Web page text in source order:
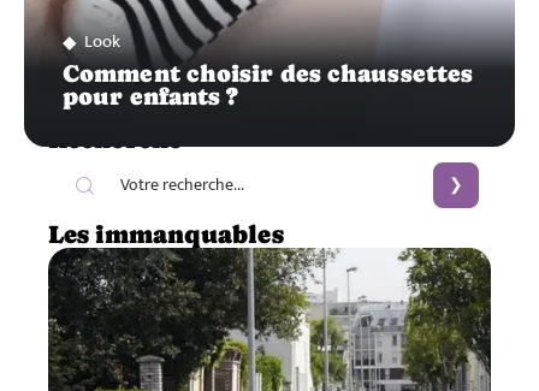
Look
Comment choisir des chaussettes
pour enfants ?
Recherche
Les immanquables